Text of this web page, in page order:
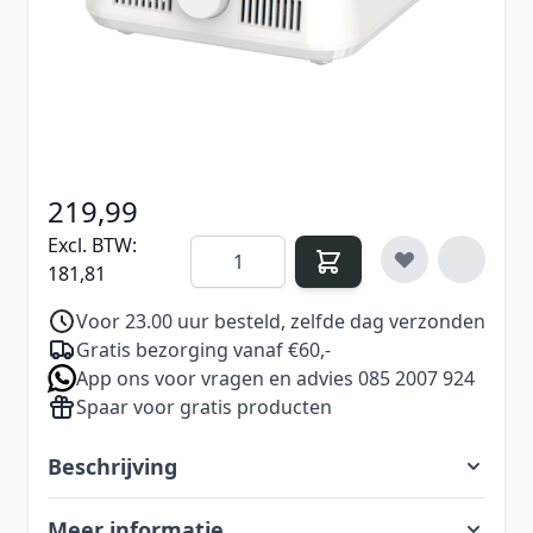
en een professionele uitstraling.
219,99
Excl. BTW:
181,81
Aantal
Voor 23.00 uur besteld, zelfde dag verzonden
Gratis bezorging vanaf €60,-
App ons voor vragen en advies 085 2007 924
Spaar voor gratis producten
Beschrijving